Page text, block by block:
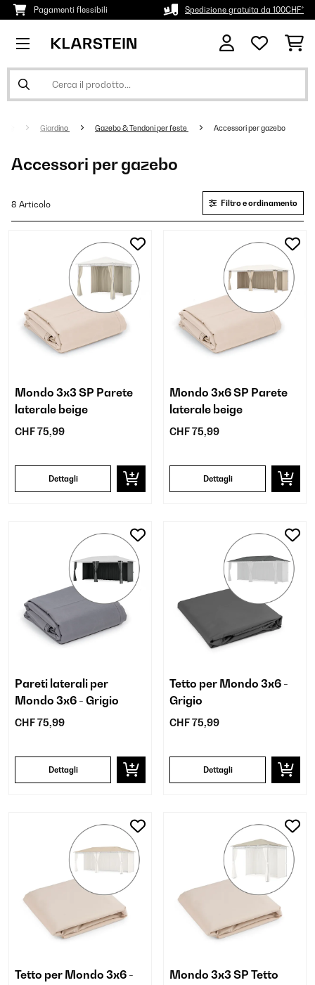
Pagamenti flessibili Spedizione gratuita da 100CHF*
Giardino Gazebo & Tendoni per feste Accessori per gazebo
Accessori per gazebo
8 Articolo Filtro e ordinamento
Mondo 3x3 SP Parete
laterale beige
CHF 75,99
Dettagli
Mondo 3x6 SP Parete
laterale beige
CHF 75,99
Dettagli
Pareti laterali per
Mondo 3x6 - Grigio
CHF 75,99
Dettagli
Tetto per Mondo 3x6 -
Grigio
CHF 75,99
Dettagli
Tetto per Mondo 3x6 -
Mondo 3x3 SP Tetto